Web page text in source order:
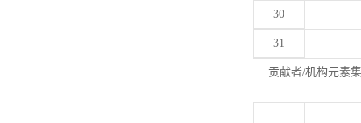
30
31
贡献者/机构元素